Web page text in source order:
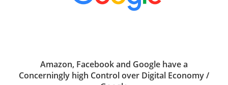
Amazon, Facebook and Google have a
Concerningly high Control over Digital Economy /